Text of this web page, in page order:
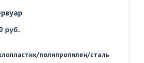
руб.
полипропилен/сталь